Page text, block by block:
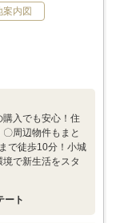
案内図
購入でも安心！住
周辺物件もまと
で徒歩10分！小城
で新生活をスタ
ート